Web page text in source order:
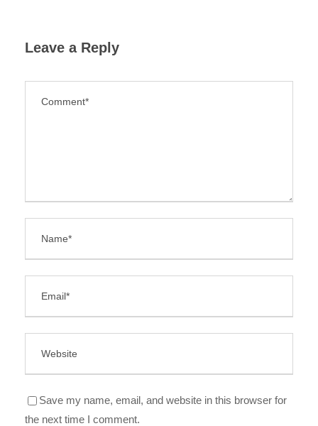
Leave a Reply
Save my name, email, and website in this browser for
the next time I comment.